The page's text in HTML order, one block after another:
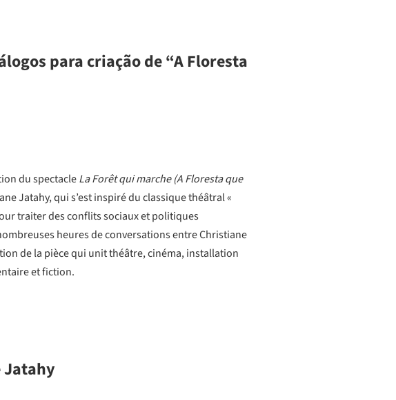
para criação de “A Floresta
du spectacleLa Forêt qui marche (A Floresta que
Jatahy, qui s’est inspiré du classique théâtral «
traiter des conflits sociaux et politiques
heures de conversations entre Christiane
de la pièce qui unit théâtre, cinéma, installation
et fiction.
Jatahy